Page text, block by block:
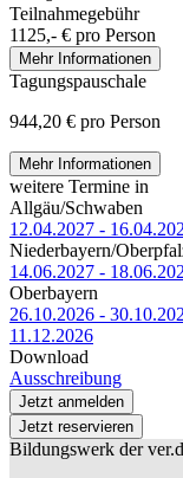
Teilnahmegebühr
1125,- € pro Person
Mehr Informationen
Tagungspauschale
944,20 € pro Person
Mehr Informationen
weitere Termine in
Allgäu/Schwaben
12.04.2027 -
Niederbayern/
14.06.2027 -
Oberbayern
26.10.2026 -
11.12.2026
Download
Ausschreibung
Jetzt anmelden
Jetzt reservieren
Bildungswerk der